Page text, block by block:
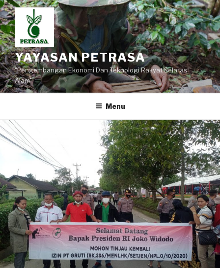
Lompat
ke
konten
YAYASAN PETRASA
"Pengembangan Ekonomi Dan Teknologi Rakyat Selaras
Alam"
Menu